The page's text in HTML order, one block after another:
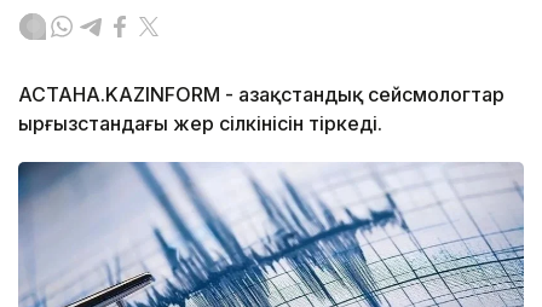
АСТАНА.KAZINFORM - Қазақстандық сейсмологтар
Қырғызстандағы жер сілкінісін тіркеді.